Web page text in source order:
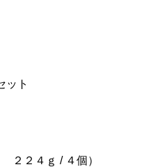
ット
２４ｇ / ４個）